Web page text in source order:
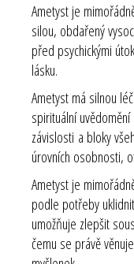
Ametyst je
silou, obdařený
před psychickými
lásku.
Ametyst má silnou
spirituální
závislosti a bloky
úrovních osobnosti,
Ametyst je
podle potřeby
umožňuje zlepšit
čemu se právě